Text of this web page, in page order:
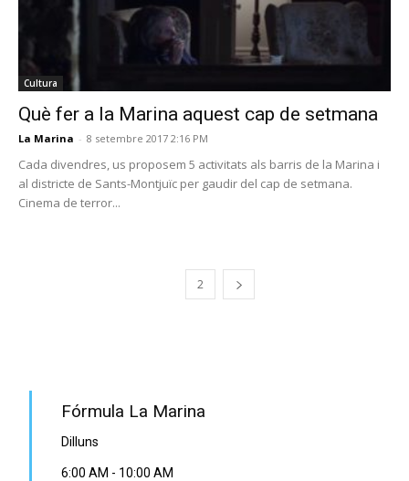
Cultura
Què fer a la Marina aquest cap de setmana
La Marina - 8 setembre 2017 2:16 PM
Cada divendres, us proposem 5 activitats als barris de la Marina i
al districte de Sants-Montjuïc per gaudir del cap de setmana.
Cinema de terror...
2
Fórmula La Marina
Dilluns
6:00 AM - 10:00 AM